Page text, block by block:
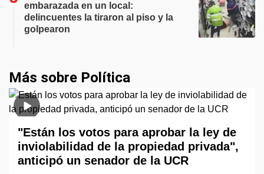
embarazada en un local:
delincuentes la tiraron al piso y la
golpearon
Más sobre Política
"Están los votos para aprobar la ley de
inviolabilidad de la propiedad privada",
anticipó un senador de la UCR